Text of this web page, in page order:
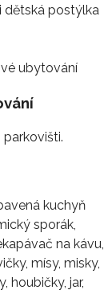
dětská postýlka
ubytování
kuchyň
sporák,
na kávu,
mísy, misky,
houbičky, jar,